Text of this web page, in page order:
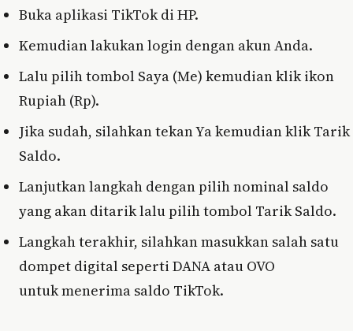
Buka aplikasi TikTok di HP.
Kemudian lakukan login dengan akun Anda.
Lalu pilih tombol Saya (Me) kemudian klik ikon
Rupiah (Rp).
Jika sudah, silahkan tekan Ya kemudian klik Tarik
Saldo.
Lanjutkan langkah dengan pilih nominal saldo
yang akan ditarik lalu pilih tombol Tarik Saldo.
Langkah terakhir, silahkan masukkan salah satu
dompet digital seperti DANA atau OVO
untuk menerima saldo TikTok.